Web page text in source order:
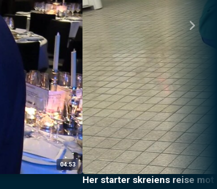
04:53
Her starter skreiens reise